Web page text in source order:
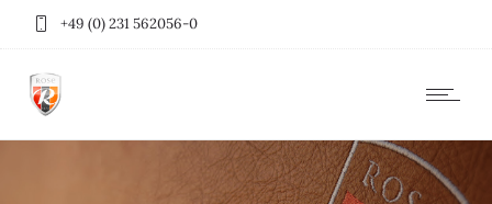
+49 (0) 231 562056-0